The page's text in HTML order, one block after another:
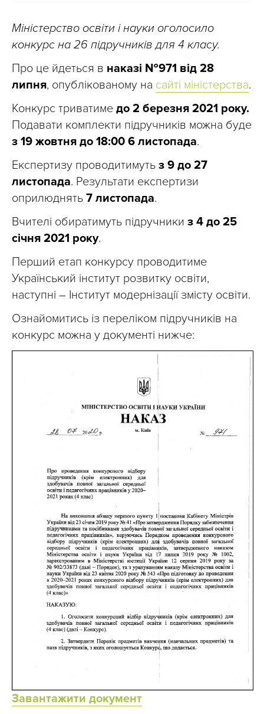
Міністерство освіти і науки оголосило
конкурс на 26 підручників для 4 класу.
Про це йдеться в наказі №971 від 28
липня, опублікованому на сайті міністерства.
Конкурс триватиме до 2 березня 2021 року.
Подавати комплекти підручників можна буде
з 19 жовтня до 18:00 6 листопада.
Експертизу проводитимуть з 9 до 27
листопада. Результати експертизи
оприлюднять 7 листопада.
Вчителі обиратимуть підручники з 4 до 25
січня 2021 року.
Перший етап конкурсу проводитиме
Український інститут розвитку освіти,
наступні – Інститут модернізації змісту освіти.
Ознайомитись із переліком підручників на
конкурс можна у документі нижче:
Завантажити документ